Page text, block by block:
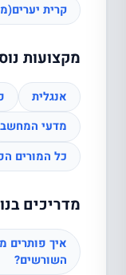
קרית
מקצועות
אנגלית
מדעי המחשב
כל המורים
מדריכים
איך פותרים
השורשים?